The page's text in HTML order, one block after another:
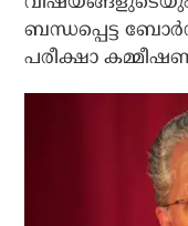
ബന്ധപ്പെട്ട
പരീക്ഷാ